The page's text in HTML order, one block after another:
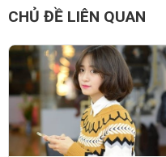
CHỦ ĐỀ LIÊN QUAN